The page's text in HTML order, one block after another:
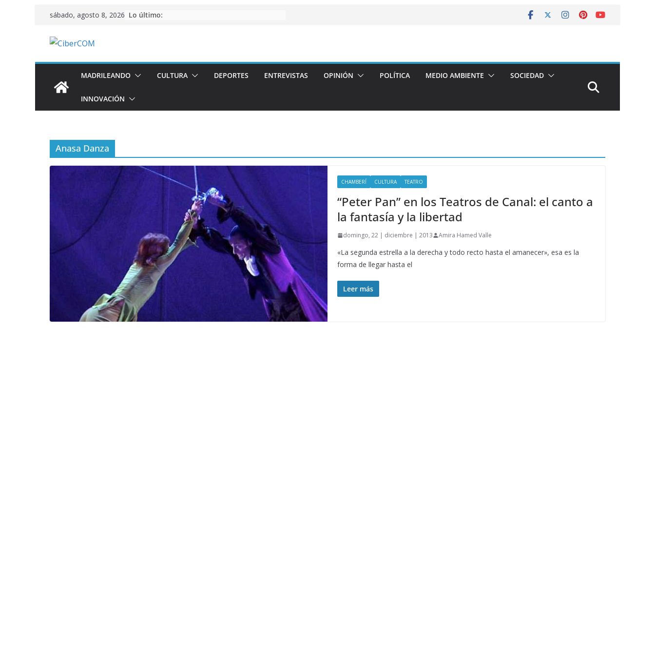
Saltar
contenido
sábado, agosto 8, 2026 Lo último:
MADRILEANDO CULTURA DEPORTES ENTREVISTAS OPINIÓN POLÍTICA MEDIO AMBIENTE SOCIEDAD
INNOVACIÓN
Anasa Danza
CHAMBERÍ CULTURA TEATRO
“Peter Pan” en los Teatros de Canal: el canto a
la fantasía y la libertad
domingo, 22 | diciembre | 2013 Amira Hamed Valle
«La segunda estrella a la derecha y todo recto hasta el amanecer», esa es la
forma de llegar hasta el
Leer más